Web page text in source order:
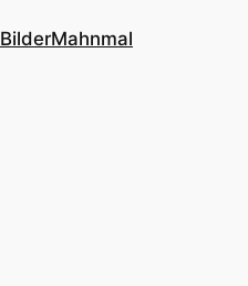
BilderMahnmal